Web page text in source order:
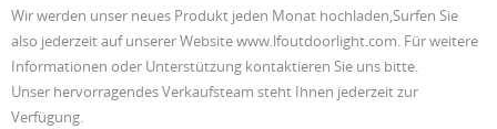
Wir werden unser neues Produkt jeden Monat hochladen,Surfen Sie
also jederzeit auf unserer Website www.lfoutdoorlight.com. Für weitere
Informationen oder Unterstützung kontaktieren Sie uns bitte.
Unser hervorragendes Verkaufsteam steht Ihnen jederzeit zur
Verfügung.